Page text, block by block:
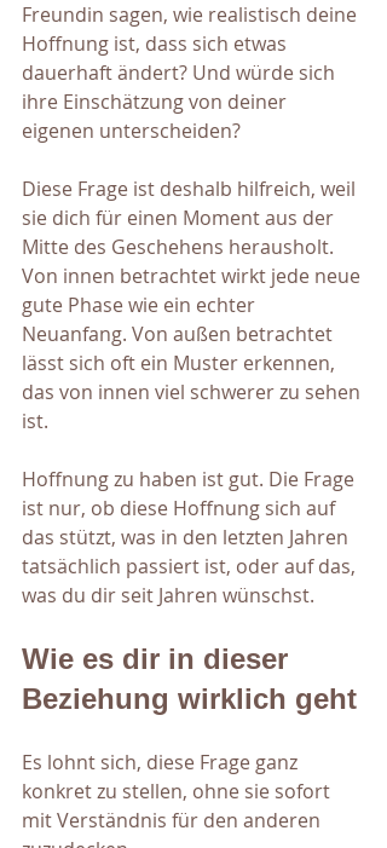
Freundin sagen, wie realistisch deine
Hoffnung ist, dass sich etwas
dauerhaft ändert? Und würde sich
ihre Einschätzung von deiner
eigenen unterscheiden?
Diese Frage ist deshalb hilfreich, weil
sie dich für einen Moment aus der
Mitte des Geschehens herausholt.
Von innen betrachtet wirkt jede neue
gute Phase wie ein echter
Neuanfang. Von außen betrachtet
lässt sich oft ein Muster erkennen,
das von innen viel schwerer zu sehen
ist.
Hoffnung zu haben ist gut. Die Frage
ist nur, ob diese Hoffnung sich auf
das stützt, was in den letzten Jahren
tatsächlich passiert ist, oder auf das,
was du dir seit Jahren wünschst.
Wie es dir in dieser
Beziehung wirklich geht
Es lohnt sich, diese Frage ganz
konkret zu stellen, ohne sie sofort
mit Verständnis für den anderen